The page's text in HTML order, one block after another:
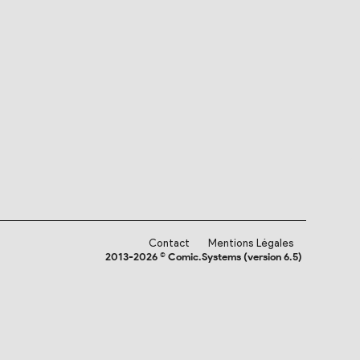
Contact
Mentions Légales
2013-2026 © Comic.Systems (version 6.5)